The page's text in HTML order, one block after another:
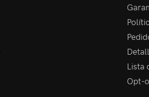
Lista
Opt-